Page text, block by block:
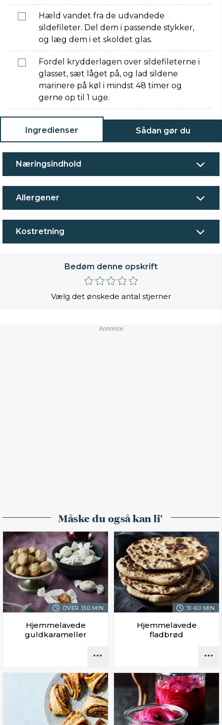
Hæld vandet fra de udvandede
sildefileter. Del dem i passende stykker,
og læg dem i et skoldet glas.
Fordel krydderlagen over sildefileterne i
glasset, sæt låget på, og lad sildene
marinere på køl i mindst 48 timer og
gerne op til 1 uge.
Ingredienser Sådan gør du
Næringsindhold
Allergener
Kostretning
Bedøm denne opskrift
Vælg det ønskede antal stjerner
Måske du også kan li'
OVER 150 MIN.
Hjemmelavede
guldkarameller
31-60 MIN.
Hjemmelavede
fladbrød